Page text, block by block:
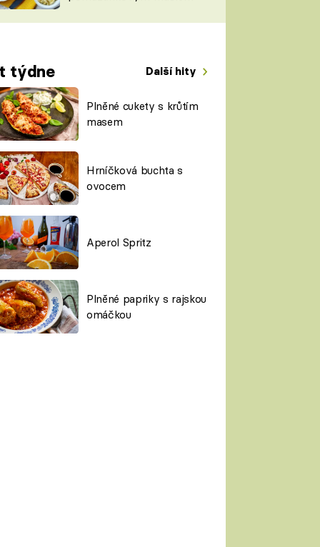
týdne Další hity
Plněné cukety s krůtím
masem
Hrníčková buchta s
ovocem
Aperol Spritz
Plněné papriky s rajskou
omáčkou